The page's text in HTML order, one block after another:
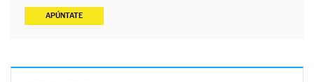
APÚNTATE